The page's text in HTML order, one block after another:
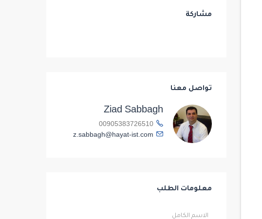
مشاركة
تواصل معنا
Ziad Sabbagh
z.sabbagh@hayat-ist.com
معلومات الطلب